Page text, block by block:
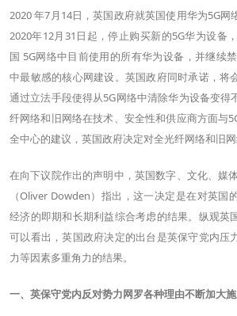
2020 年7月14日，英国政府就英国使用华为5G网
2020年12月31日起，停止购买新的5G华为设备
国 5G网络中目前使用的所有华为设备，并继续
中最敏感的核心网建设。英国政府同时承诺，将
通过立法手段使得从5G网络中清除华为设备变得
纤网络和旧网络在技术、安全性和供应商方面与
全中心的建议，英国政府决定对全光纤网络和旧网
在向下议院作出的声明中，英国数字、文化、媒
（Oliver Dowden）指出，这一决定是在对英国
经济的即期和长期利益综合考虑的结果。纵观英
可以看出，英国政府决定的出台是英保守党内压
力等因素多重角力的结果。
一、英保守党内反对势力网罗各种理由不断加大